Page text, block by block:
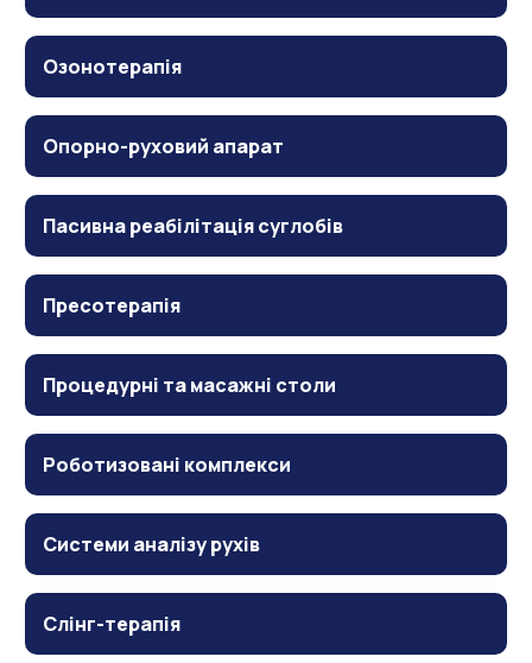
Озонотерапія
Опорно-руховий апарат
Пасивна реабілітація суглобів
Пресотерапія
Процедурні та масажні столи
Роботизовані комплекси
Системи аналізу рухів
Слінг-терапія